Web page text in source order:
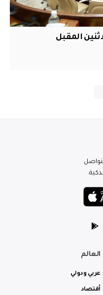
المقبل
العالم
عربي ودولي
أقتصاد